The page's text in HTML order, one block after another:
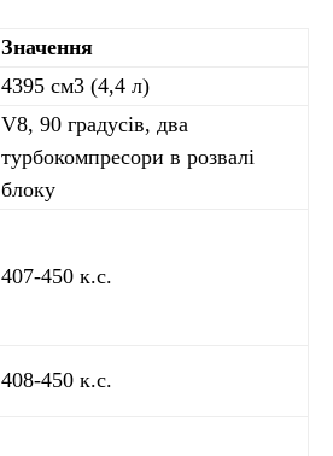
Значення
4395 см3 (4,4 л)
V8, 90 градусів, два
турбокомпресори в розвалі
блоку
407-450 к.с.
408-450 к.с.